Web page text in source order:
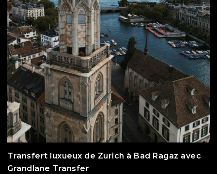
Transfert luxueux de Zurich à Bad Ragaz avec
Grandlane Transfer